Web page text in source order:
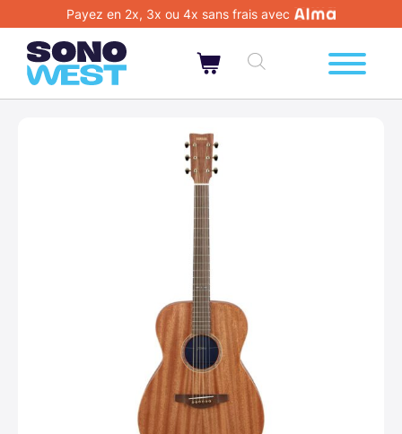
Payez en 2x, 3x ou 4x sans frais avec